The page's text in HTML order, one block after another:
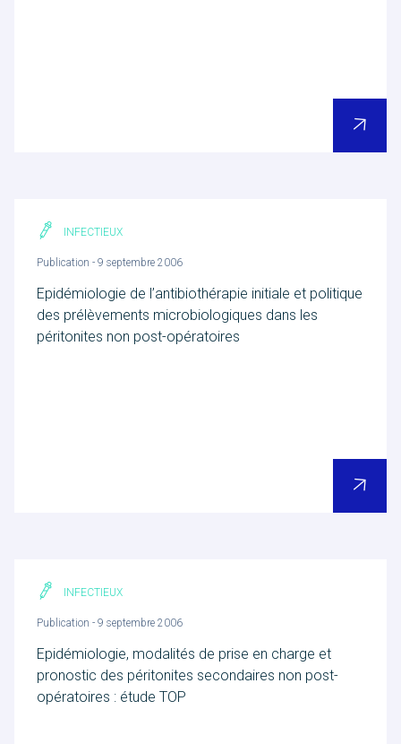
Actualités RCTs
RCTs recrute
Contact
INFECTIEUX
Publication - 9 septembre 2006
Epidémiologie de l’antibiothérapie initiale et politique
des prélèvements microbiologiques dans les
péritonites non post-opératoires
INFECTIEUX
Publication - 9 septembre 2006
Epidémiologie, modalités de prise en charge et
pronostic des péritonites secondaires non post-
opératoires : étude TOP